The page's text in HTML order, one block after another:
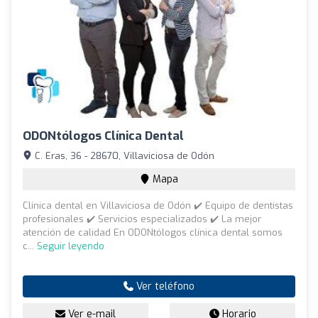
ODONtólogos Clínica Dental
C. Eras, 36 - 28670, Villaviciosa de Odón
Mapa
Clínica dental en Villaviciosa de Odón ✔️​ Equipo de dentistas
profesionales ✔️​ Servicios especializados ✔️​ La mejor
atención de calidad En ODONtólogos clínica dental somos
c... Seguir leyendo
Ver teléfono
Ver e-mail Horario